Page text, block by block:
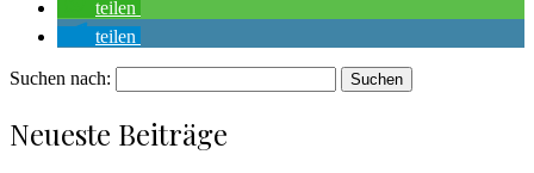
teilen
teilen
Suchen nach:
Neueste Beiträge